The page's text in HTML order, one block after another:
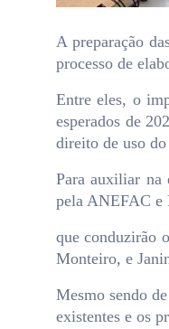
A preparação
processo de
Entre eles, o
esperados de
direito de uso
Para auxiliar na
pela ANEFAC e
que conduzirão
Monteiro, e
Mesmo sendo
existentes e os